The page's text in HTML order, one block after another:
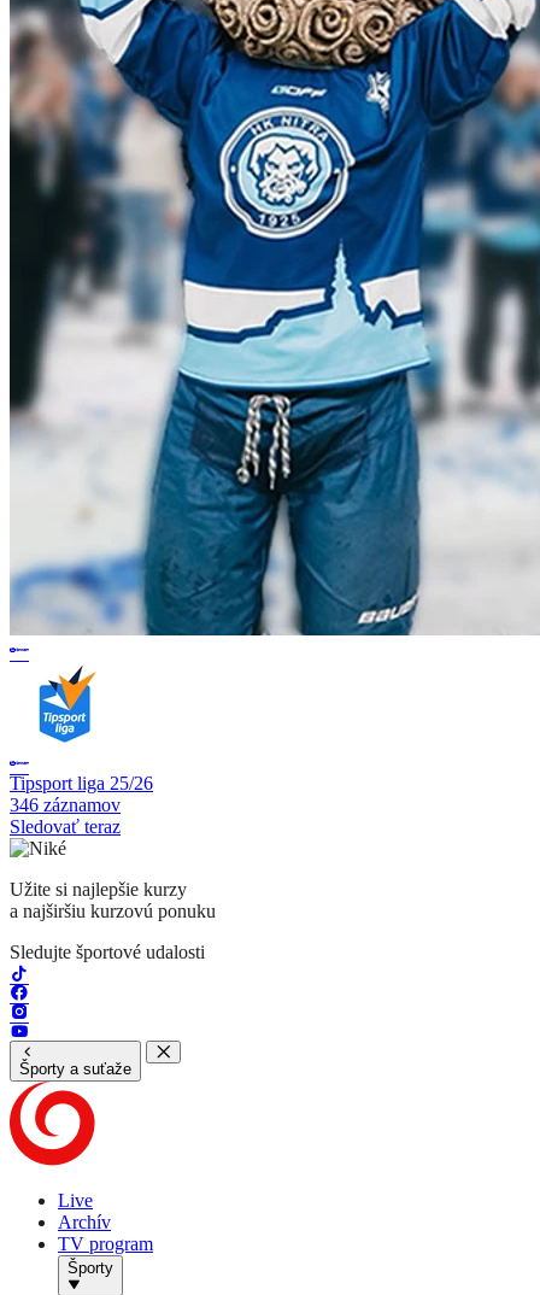
Tipsport liga 25/26
346 záznamov
Sledovať teraz
Užite si najlepšie kurzy
a najširšiu kurzovú ponuku
Sledujte športové udalosti
Športy a suťaže
Live
Archív
TV program
Športy